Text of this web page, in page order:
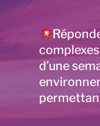
d’une